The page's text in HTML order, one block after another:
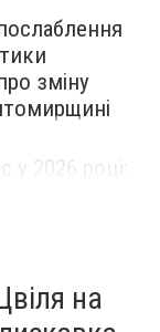
зміну
2026 році:
автобусів
на